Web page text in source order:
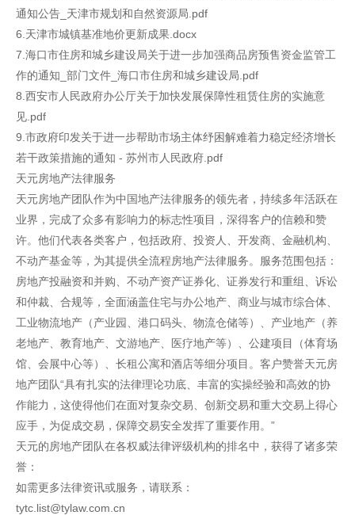
通知公告_天津市规划和自然资源局.pdf
6.天津市城镇基准地价更新成果.docx
7.海口市住房和城乡建设局关于进一步加强商品房预售资金监管工
作的通知_部门文件_海口市住房和城乡建设局.pdf
8.西安市人民政府办公厅关于加快发展保障性租赁住房的实施意
见.pdf
9.市政府印发关于进一步帮助市场主体纾困解难着力稳定经济增长
若干政策措施的通知 - 苏州市人民政府.pdf
天元房地产法律服务
天元房地产团队作为中国地产法律服务的领先者，持续多年活跃在
业界，完成了众多有影响力的标志性项目，深得客户的信赖和赞
许。他们代表各类客户，包括政府、投资人、开发商、金融机构、
不动产基金等，为其提供全流程房地产法律服务。服务范围包括：
房地产投融资和并购、不动产资产证券化、证券发行和重组、诉讼
和仲裁、合规等，全面涵盖住宅与办公地产、商业与城市综合体、
工业物流地产（产业园、港口码头、物流仓储等）、产业地产（养
老地产、教育地产、文游地产、医疗地产等）、公建项目（体育场
馆、会展中心等）、长租公寓和酒店等细分项目。客户赞誉天元房
地产团队“具有扎实的法律理论功底、丰富的实操经验和高效的协
作能力，这使得他们在面对复杂交易、创新交易和重大交易上得心
应手，为促成交易，保障交易安全发挥了重要作用。”
天元的房地产团队在各权威法律评级机构的排名中，获得了诸多荣
誉：
如需更多法律资讯或服务，请联系：
tytc.list@tylaw.com.cn